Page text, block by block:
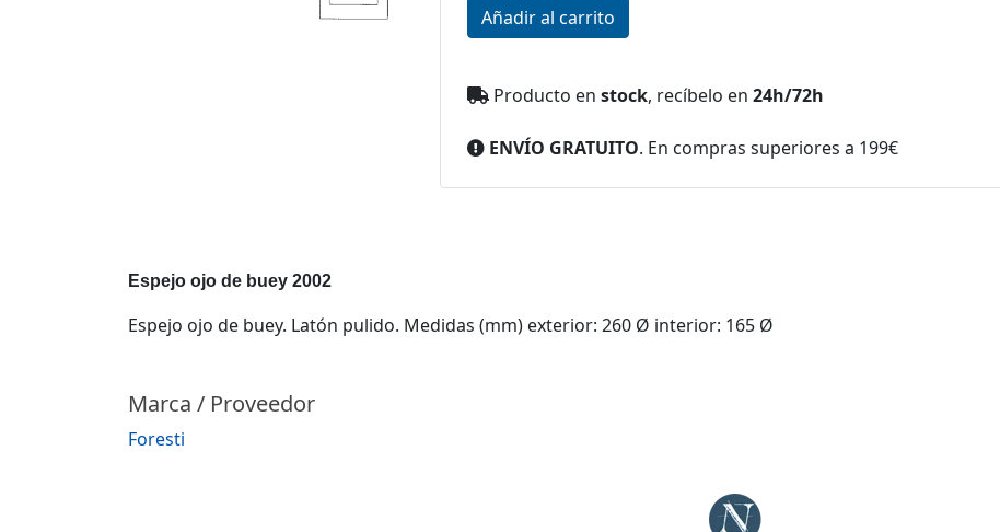
Producto en stock, recíbelo en 24h/72h
ENVÍO GRATUITO. En compras superiores a 199€
Espejo ojo de buey 2002
Espejo ojo de buey. Latón pulido. Medidas (mm) exterior: 260 Ø interior: 165 Ø
Marca / Proveedor
Foresti